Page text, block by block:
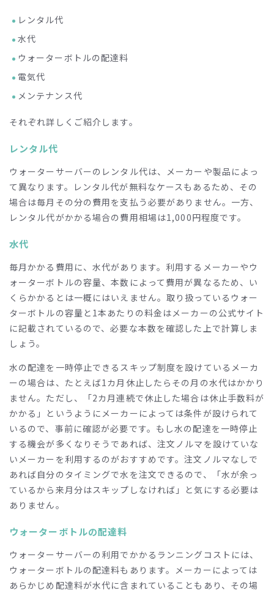
レンタル代
水代
ウォーターボトルの配達料
電気代
メンテナンス代
それぞれ詳しくご紹介します。
レンタル代
ウォーターサーバーのレンタル代は、メーカーや製品によっ
て異なります。レンタル代が無料なケースもあるため、その
場合は毎月その分の費用を支払う必要がありません。一方、
レンタル代がかかる場合の費用相場は1,000円程度です。
水代
毎月かかる費用に、水代があります。利用するメーカーやウ
ォーターボトルの容量、本数によって費用が異なるため、い
くらかかるとは一概にはいえません。取り扱っているウォー
ターボトルの容量と 1本あたりの料金はメーカーの公式サイト
に記載されているので、必要な本数を確認した上で計算しま
しょう。
水の配達を一時停止できるスキップ制度を設けているメーカ
ーの場合は、たとえば1 カ月休止したらその月の水代はかかり
ません。ただし、「2カ月連続で休止した場合は休止手数料が
かかる」というようにメーカーによっては条件が設けられて
いるので、事前に確認が必要です。もし水の配達を一時停止
する機会が多くなりそうであれば、注文ノルマを設けていな
いメーカーを利用するのがおすすめです。注文ノルマなしで
あれば自分のタイミングで水を注文できるので、「水が余っ
ているから来月分はスキップしなければ」と気にする必要は
ありません。
ウォーターボトルの配達料
ウォーターサーバーの利用でかかるランニングコストには、
ウォーターボトルの配達料もあります。メーカーによっては
あらかじめ配達料が水代に含まれていることもあり、その場